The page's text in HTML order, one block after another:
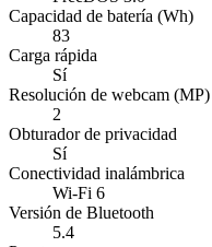
Capacidad de batería (Wh)
83
Carga rápida
Sí
Resolución de webcam (MP)
2
Obturador de privacidad
Sí
Conectividad inalámbrica
Wi-Fi 6
Versión de Bluetooth
5.4